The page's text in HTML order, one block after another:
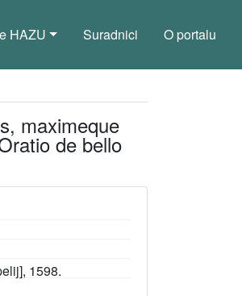
HAZU Suradnici O portalu
maximeque
de bello
1598.